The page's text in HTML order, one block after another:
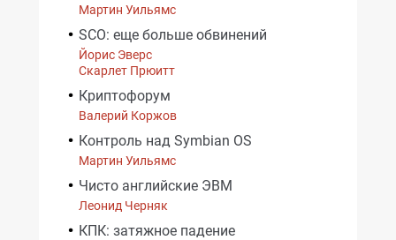
Мартин Уильямс
SCO: еще больше обвинений
Йорис Эверс
Скарлет Прюитт
Криптофорум
Валерий Коржов
Контроль над Symbian OS
Мартин Уильямс
Чисто английские ЭВМ
Леонид Черняк
КПК: затяжное падение